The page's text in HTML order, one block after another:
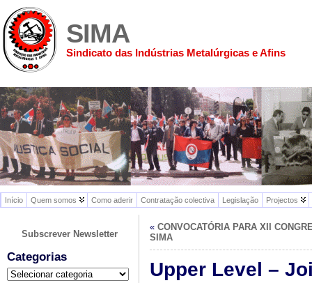
SIMA
Sindicato das Indústrias Metalúrgicas e Afins
Início Quem somos Como aderir Contratação colectiva Legislação Projectos
Subscrever Newsletter
Categorias
Categorias
« CONVOCATÓRIA PARA XII
SIMA
Upper Level –